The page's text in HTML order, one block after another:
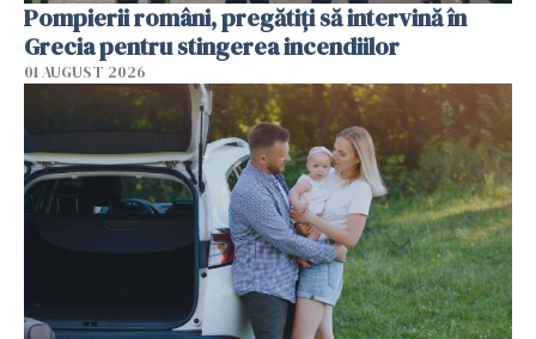
Pompierii români, pregătiţi să intervină în
Grecia pentru stingerea incendiilor
01 AUGUST 2026